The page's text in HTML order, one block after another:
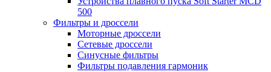
500
Фильтры и дроссели
Моторные дроссели
Сетевые дроссели
Синусные фильтры
Фильтры подавления гармоник